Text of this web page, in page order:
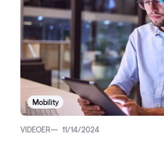
Mobility
VIDEOER 11/14/2024